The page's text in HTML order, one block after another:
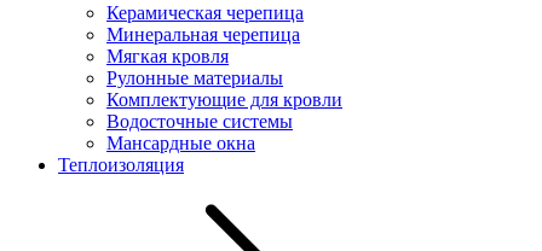
Керамическая черепица
Минеральная черепица
Мягкая кровля
Рулонные материалы
Комплектующие для кровли
Водосточные системы
Мансардные окна
Теплоизоляция